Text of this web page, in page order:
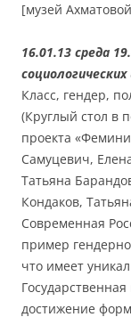
[музей
16.01.13 среда
Класс, гендер,
(Круглый стол в
проекта
Самуцевич,
Татьяна
Кондаков,
Современная
пример
что имеет
достижение